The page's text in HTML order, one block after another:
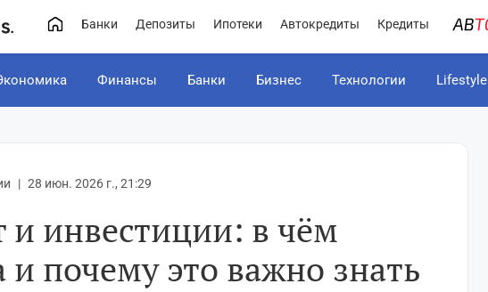
Банки Депозиты Ипотеки Автокредиты Кредиты
Финансы Банки Бизнес Технологии Lifestyle
28 июн. 2026 г., 21:29
и инвестиции: в чём
и почему это важно знать